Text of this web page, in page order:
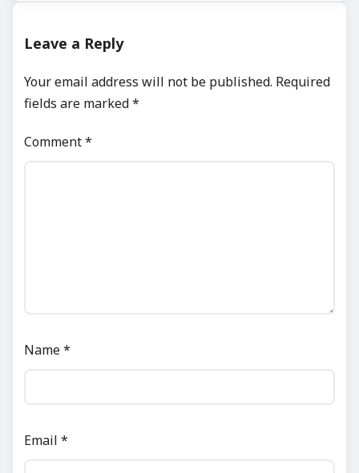
Leave a Reply
Your email address will not be published. Required
fields are marked*
Comment*
Name*
Email *